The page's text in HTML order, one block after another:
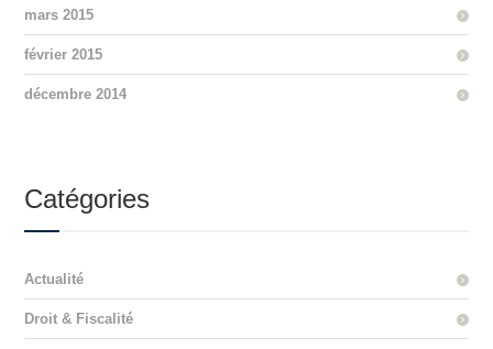
mars 2015
février 2015
décembre 2014
Catégories
Actualité
Droit & Fiscalité